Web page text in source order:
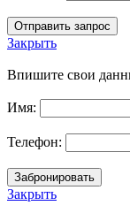
Закрыть
Впишите свои
Имя:
Телефон:
Закрыть